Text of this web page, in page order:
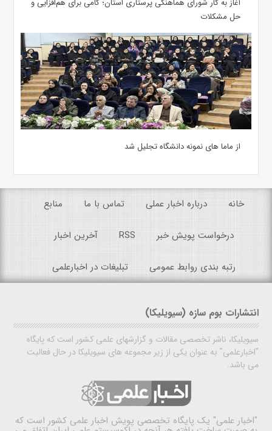
آغاز به کار شورای هماهنگی پرستاری استان؛ گامی برای هم‌افزایی و
حل مشکلات
از ماما های نمونه دانشگاه تجلیل شد
خانه درباره اخبار عملی تماس با ما منابع
درخواست پویش خبر RSS آخرین اخبار
رتبه بندی روابط عمومی تبلیغات در اخبارعلمی
انتشارات بوم سازه (سیویلیکا)
سیویلیکا، ناشر تخصصی مقالات و گزارشهای علمی کشور است که پایگاه
"اخبارعلمی" به عنوان یکی از زیر مجموعه های سیویلیکا در حال فعالیت
می باشد.
"اخبار علمی" یک پایگاه تخصصی پویش اخبار علمی کشور است که